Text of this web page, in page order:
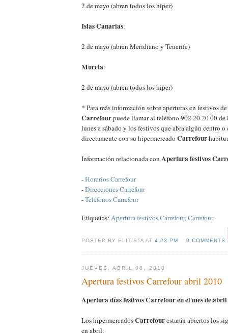
2 de mayo (abren todos los hiper)
Islas Canarias:
2 de mayo (abren Meridiano y Tenerife)
Murcia:
2 de mayo (abren todos los hiper)
* Para más información sobre aperturas en festivos
Carrefourpuede llamar al teléfono 902 20 20 00 de
lunes a sábado y los festivos que abra algún centro
directamente con su hipermercadoCarrefour
Información relacionada con Apertura festivos
-Horarios Carrefour
-Direcciones Carrefour
-Teléfonos Carrefour
Etiquetas: Apertura festivos Carrefour,Carrefour
POSTED BY ELITISTA AT4:23 PM 0 COMMENTS
JUEVES, ABRIL 08, 2010
Apertura festivos Carrefour abril 2010
Apertura días festivos Carrefour en el mes de abril
Los hipermercadosCarrefourestarán abiertos los
en abril: